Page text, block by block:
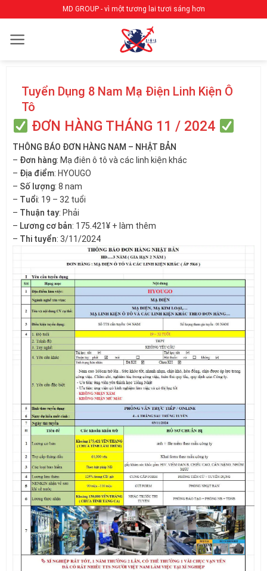
qua
nội
MD GROUP - vì một tương lai tươi sáng hơn
Tuyển Dụng 8 Nam Mạ Điện Linh Kiện Ô
Tô
ĐƠN HÀNG THÁNG 11 / 2024
THÔNG BÁO ĐƠN HÀNG NAM – NHẬT BẢN
– Đơn hàng: Mạ điên ô tô và các linh kiện khác
– Địa điểm: HYOUGO
– Số lượng: 8 nam
– Tuổi: 19 – 32 tuổi
– Thuận tay: Phải
– Lương cơ bản: 175.421¥ + làm thêm
– Thi tuyển: 3/11/2024